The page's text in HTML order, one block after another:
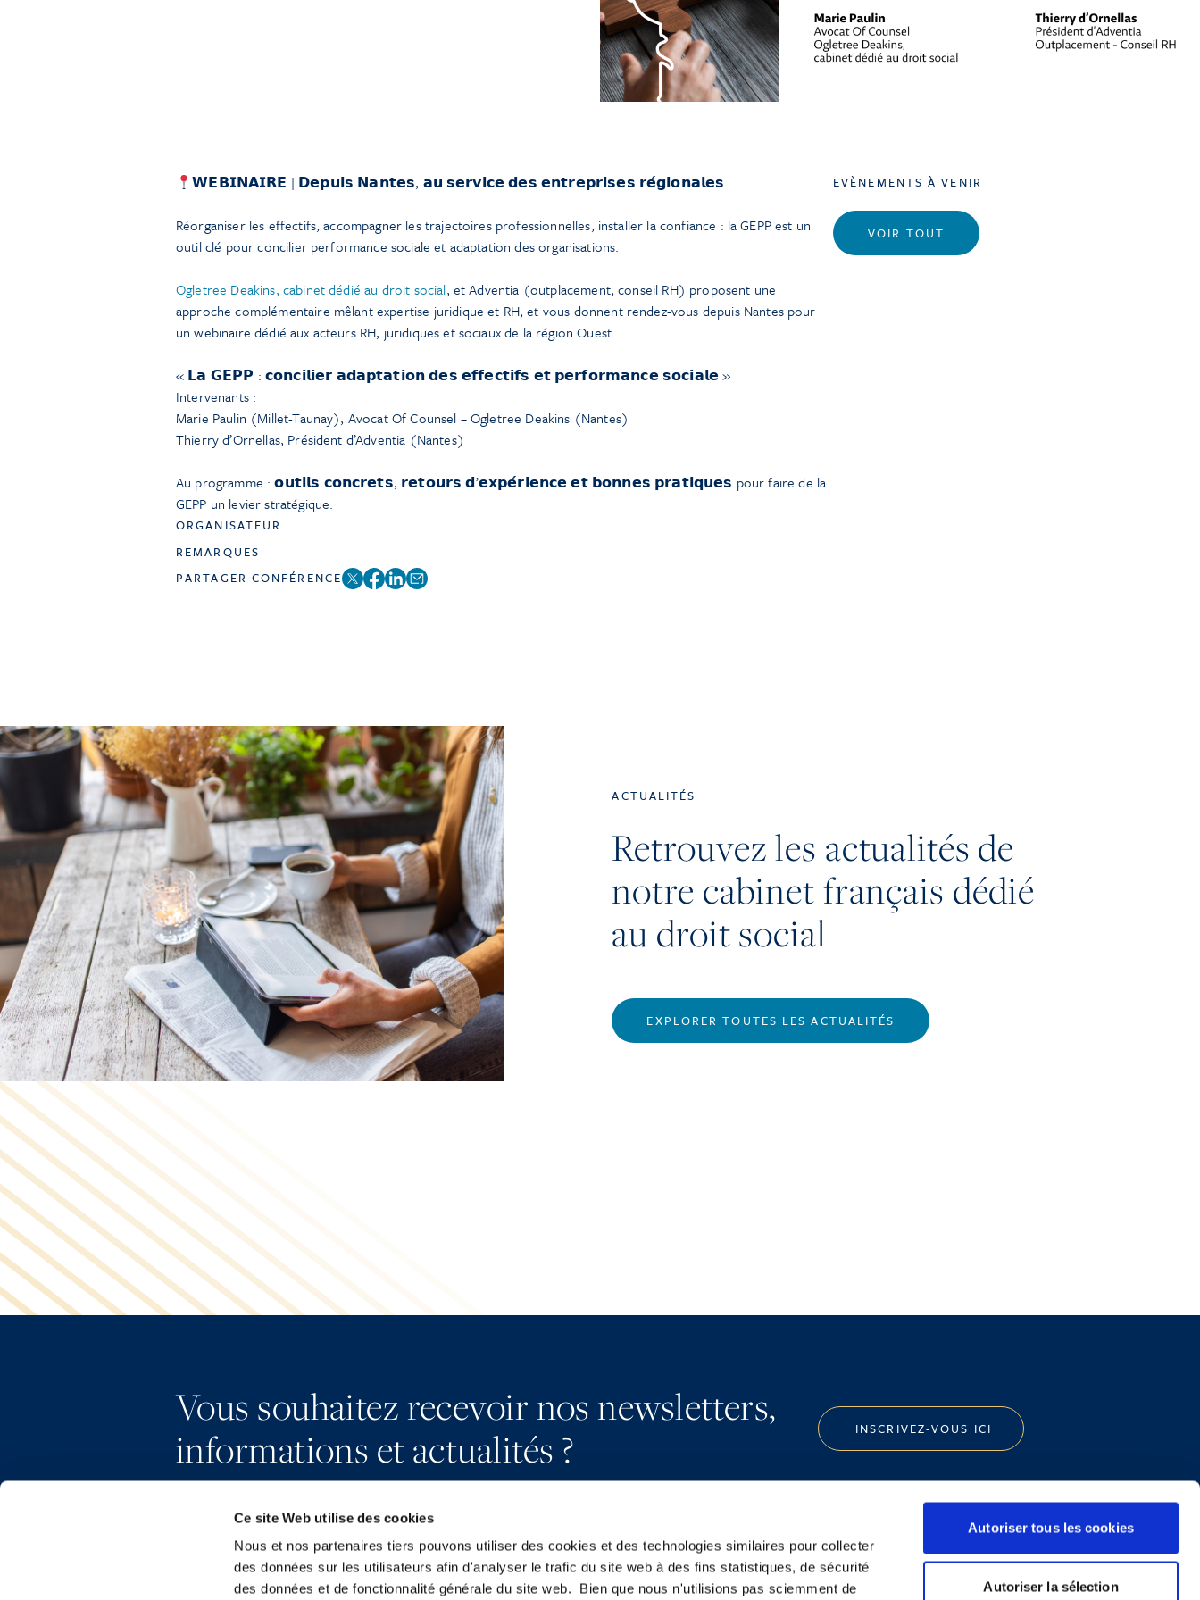
Ce site Web utilise des cookies
Nous et nos partenaires tiers pouvons utiliser des cookies et des technologies similaires pour collecter
des données sur les utilisateurs afin d'analyser le trafic du site web à des fins statistiques, de sécurité
des données et de fonctionnalité générale du site web. Bien que nous n'utilisions pas sciemment de
Autoriser tous les cookies
Autoriser la sélection
𝗪𝗘𝗕𝗜𝗡𝗔𝗜𝗥𝗘 | 𝗗𝗲𝗽𝘂𝗶𝘀 𝗡𝗮𝗻𝘁𝗲𝘀, 𝗮𝘂 𝘀𝗲𝗿𝘃𝗶𝗰𝗲 𝗱𝗲𝘀 𝗲𝗻𝘁𝗿𝗲𝗽𝗿𝗶𝘀𝗲𝘀 𝗿𝗲́𝗴𝗶𝗼𝗻𝗮𝗹𝗲𝘀
Réorganiser les effectifs, accompagner les trajectoires professionnelles, installer la confiance : la GEPP est un
outil clé pour concilier performance sociale et adaptation des organisations.
Ogletree Deakins, cabinet dédié au droit social, et Adventia (outplacement, conseil RH) proposent une
approche complémentaire mêlant expertise juridique et RH, et vous donnent rendez-vous depuis Nantes pour
un webinaire dédié aux acteurs RH, juridiques et sociaux de la région Ouest.
« 𝗟𝗮 𝗚𝗘𝗣𝗣 : 𝗰𝗼𝗻𝗰𝗶𝗹𝗶𝗲𝗿 𝗮𝗱𝗮𝗽𝘁𝗮𝘁𝗶𝗼𝗻 𝗱𝗲𝘀 𝗲𝗳𝗳𝗲𝗰𝘁𝗶𝗳𝘀 𝗲𝘁 𝗽𝗲𝗿𝗳𝗼𝗿𝗺𝗮𝗻𝗰𝗲 𝘀𝗼𝗰𝗶𝗮𝗹𝗲 »
Intervenants :
Marie Paulin (Millet-Taunay), Avocat Of Counsel – Ogletree Deakins (Nantes)
Thierry d’Ornellas, Président d’Adventia (Nantes)
Au programme : 𝗼𝘂𝘁𝗶𝗹𝘀 𝗰𝗼𝗻𝗰𝗿𝗲𝘁𝘀, 𝗿𝗲𝘁𝗼𝘂𝗿𝘀 𝗱’𝗲𝘅𝗽𝗲́𝗿𝗶𝗲𝗻𝗰𝗲 𝗲𝘁 𝗯𝗼𝗻𝗻𝗲𝘀 𝗽𝗿𝗮𝘁𝗶𝗾𝘂𝗲𝘀 pour faire de la
GEPP un levier stratégique.
ORGANISATEUR
REMARQUES
PARTAGER CONFÉRENCE
EVÈNEMENTS À VENIR
VOIR TOUT
ACTUALITÉS
Retrouvez les actualités de
notre cabinet français dédié
au droit social
EXPLORER TOUTES LES ACTUALITÉS
Vous souhaitez recevoir nos newsletters,
informations et actualités ?
INSCRIVEZ-VOUS ICI
S’abonner
YouTube
Politique de Confidentialité